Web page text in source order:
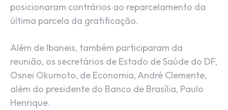
posicionaram contrários ao reparcelamento da
última parcela da gratificação.
Além de Ibaneis, também participaram da
reunião, os secretários de Estado de Saúde do DF,
Osnei Okumoto, de Economia, André Clemente,
além do presidente do Banco de Brasília, Paulo
Henrique.